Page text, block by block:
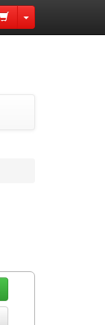
Toggle Dropdown